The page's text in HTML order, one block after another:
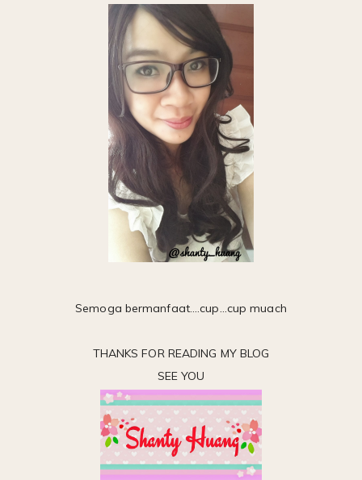
Semoga bermanfaat....cup...cup muach
THANKS FOR READING MY BLOG
SEE YOU